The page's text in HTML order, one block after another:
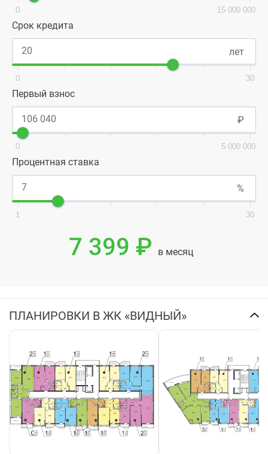
0 15 000 000
Срок кредита
0 30
Первый взнос
0 5 000 000
Процентная ставка
1 30
7 399 ₽ в месяц
ПЛАНИРОВКИ В ЖК «ВИДНЫЙ»